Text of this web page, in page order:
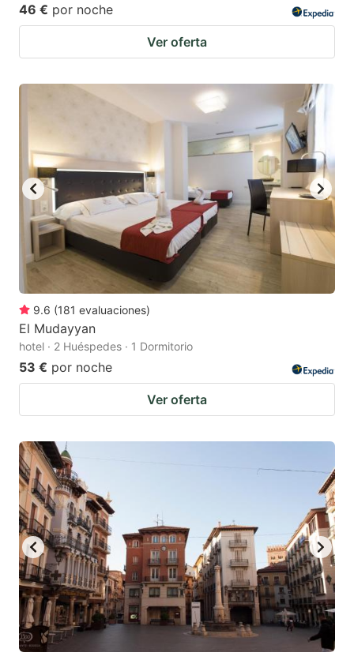
46 € por noche
Ver oferta
9.6 (181 evaluaciones)
El Mudayyan
hotel · 2 Huéspedes · 1 Dormitorio
53 € por noche
Ver oferta